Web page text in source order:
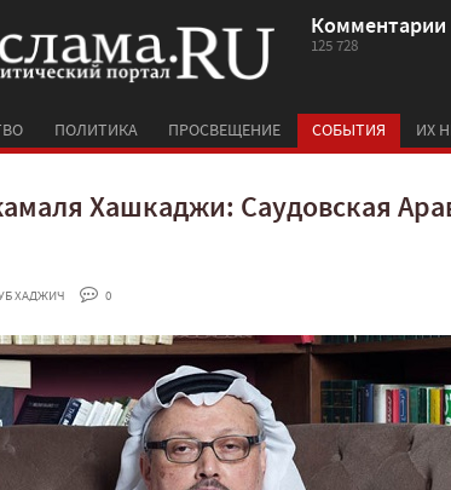
Комментарии
125 728
ПОЛИТИКА ПРОСВЕЩЕНИЕ СОБЫТИЯ ИХ
Хашкаджи: Саудовская
ХАДЖИЧ 0